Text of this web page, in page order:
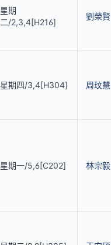
星期
二/2,3,4[H216]
劉榮賢
星期四/3,4[H304] 周玟慧
星期一/5,6[C202] 林宗毅